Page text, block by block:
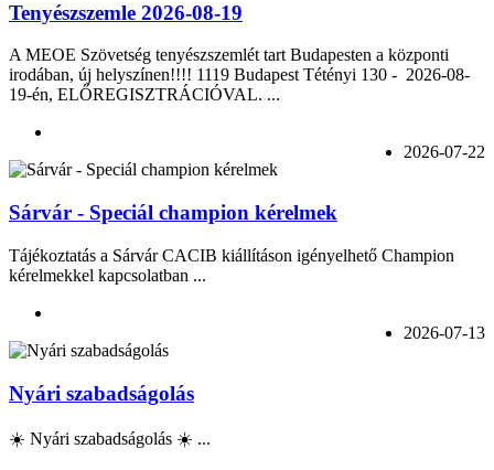
Tenyészszemle 2026-08-19
A MEOE Szövetség tenyészszemlét tart Budapesten a központi
irodában, új helyszínen!!!! 1119 Budapest Tétényi 130 - 2026-08-
19-én, ELŐREGISZTRÁCIÓVAL. ...
2026-07-22
Sárvár - Speciál champion kérelmek
Tájékoztatás a Sárvár CACIB kiállításon igényelhető Champion
kérelmekkel kapcsolatban ...
2026-07-13
Nyári szabadságolás
☀️ Nyári szabadságolás ☀️ ...